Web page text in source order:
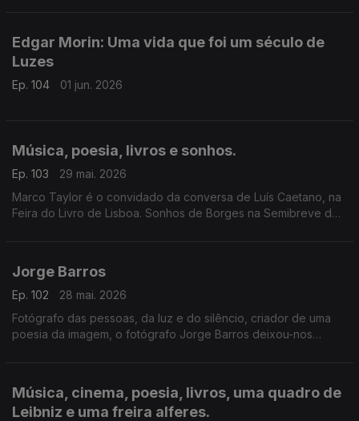
Edgar Morin: Uma vida que foi um século de
Luzes
Ep. 104 01 jun. 2026
Música, poesia, livros e sonhos.
Ep. 103
29 mai. 2026
Marco Taylor é o convidado da conversa de Luís Caetano, na
Feira do Livro de Lisboa. Sonhos de Borges na Semibreve de
Jorge Barros
Ep. 102
28 mai. 2026
Fotógrafo das pessoas, da luz e do silêncio, criador de uma
poesia da imagem, o fotógrafo Jorge Barros deixou-nos
Música, cinema, poesia, livros, uma quadro de
Leibniz e uma freira alferes.